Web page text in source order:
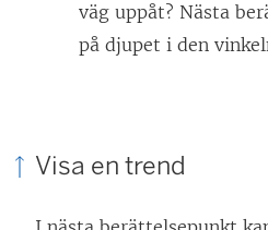
väg uppåt? Nästa
på djupet i den
Visa en trend